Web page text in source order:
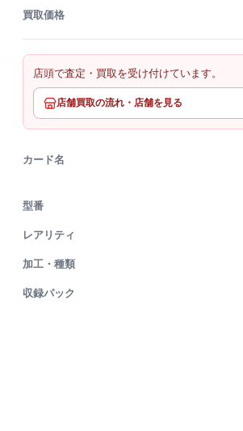
買取価格
店頭で査定・買取を受け付けています。
店舗買取の流れ・店舗を見る
カード名
型番
レアリティ
加工・種類
収録パック